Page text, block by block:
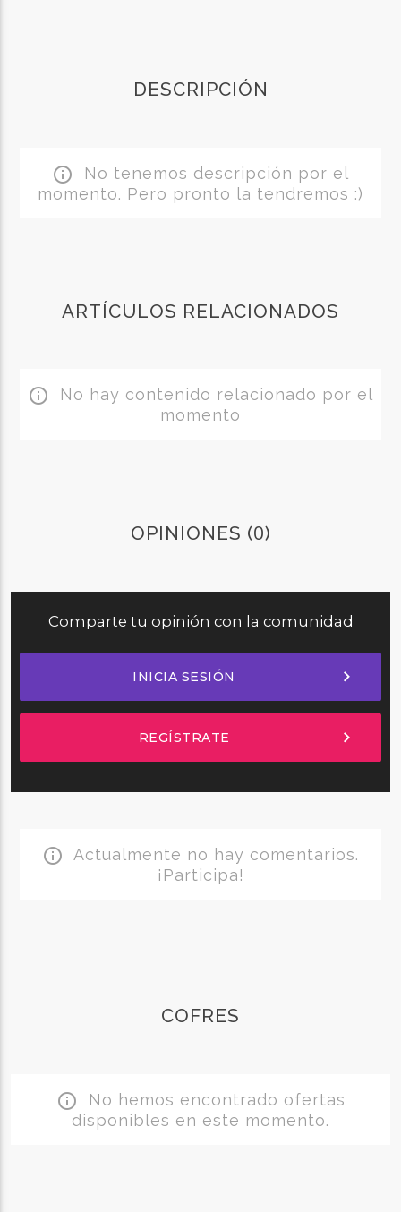
DESCRIPCIÓN
info_outline No tenemos descripción por el
momento. Pero pronto la tendremos :)
ARTÍCULOS RELACIONADOS
info_outline No hay contenido relacionado por el
momento
OPINIONES (0)
Comparte tu opinión con la comunidad
INICIA SESIÓN chevron_right
REGÍSTRATE chevron_right
info_outline Actualmente no hay comentarios.
¡Participa!
COFRES
info_outline No hemos encontrado ofertas
disponibles en este momento.